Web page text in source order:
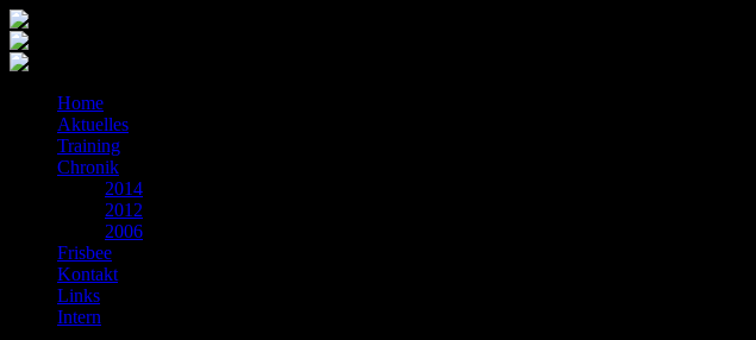
Home
Aktuelles
Training
Chronik
2014
2012
2006
Frisbee
Kontakt
Links
Intern